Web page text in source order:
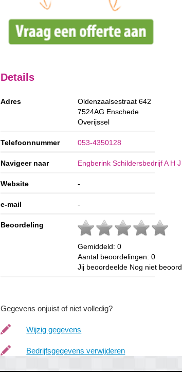
Details
Adres
Oldenzaalsestraat 642
7524AG Enschede
Overijssel
Telefoonnummer 053-4350128
Navigeer naar Engberink Schildersbedrijf A H
Website -
e-mail -
Beoordeling
Gemiddeld:0
Aantal beoordelingen:0
Jij beoordeelde Nog niet
Gegevens onjuist of niet volledig?
Wijzig gegevens
Bedrijfsgegevens verwijderen